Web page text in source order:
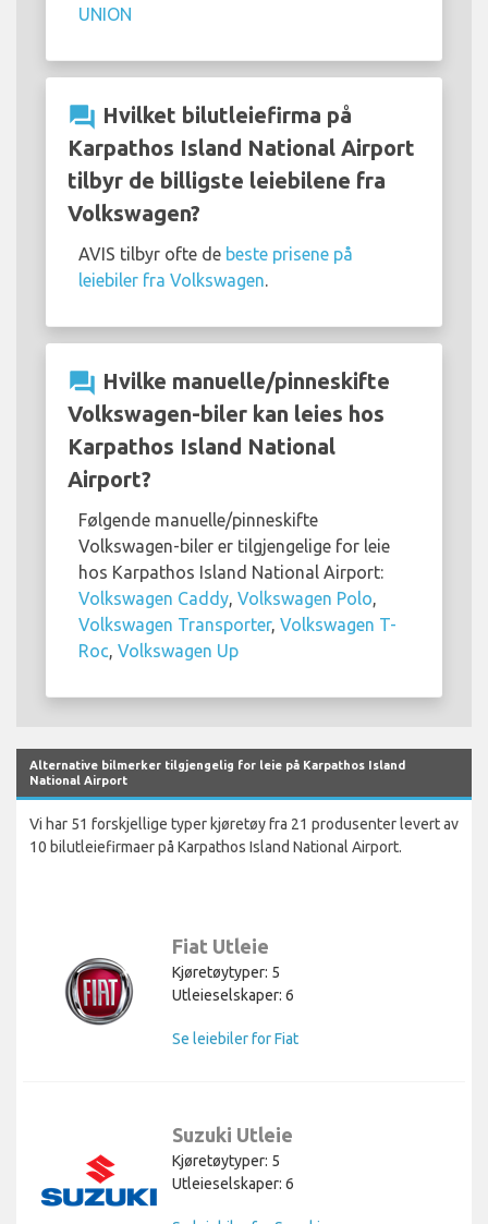
UNION
question_answer Hvilket bilutleiefirma på
Karpathos Island National Airport
tilbyr de billigste leiebilene fra
Volkswagen?
AVIS tilbyr ofte de beste prisene på
leiebiler fra Volkswagen.
question_answer Hvilke manuelle/pinneskifte
Volkswagen-biler kan leies hos
Karpathos Island National
Airport?
Følgende manuelle/pinneskifte
Volkswagen-biler er tilgjengelige for leie
hos Karpathos Island National Airport:
Volkswagen Caddy, Volkswagen Polo,
Volkswagen Transporter, Volkswagen T-
Roc, Volkswagen Up
Alternative bilmerker tilgjengelig for leie på Karpathos Island
National Airport
Vi har 51 forskjellige typer kjøretøy fra 21 produsenter levert av
10 bilutleiefirmaer på Karpathos Island National Airport.
Fiat Utleie
Kjøretøytyper: 5
Utleieselskaper: 6
Se leiebiler for Fiat
Suzuki Utleie
Kjøretøytyper: 5
Utleieselskaper: 6